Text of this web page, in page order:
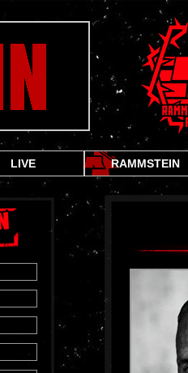
LIVE RAMMSTEIN